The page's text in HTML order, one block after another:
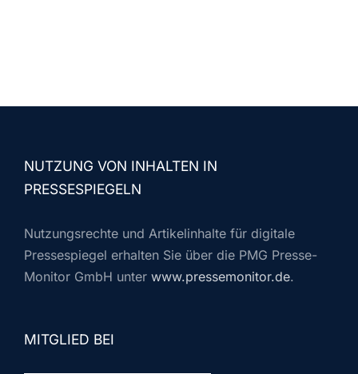
NUTZUNG VON INHALTEN IN
PRESSESPIEGELN
Nutzungsrechte und Artikelinhalte für digitale
Pressespiegel erhalten Sie über die PMG Presse-
Monitor GmbH unter www.pressemonitor.de.
MITGLIED BEI